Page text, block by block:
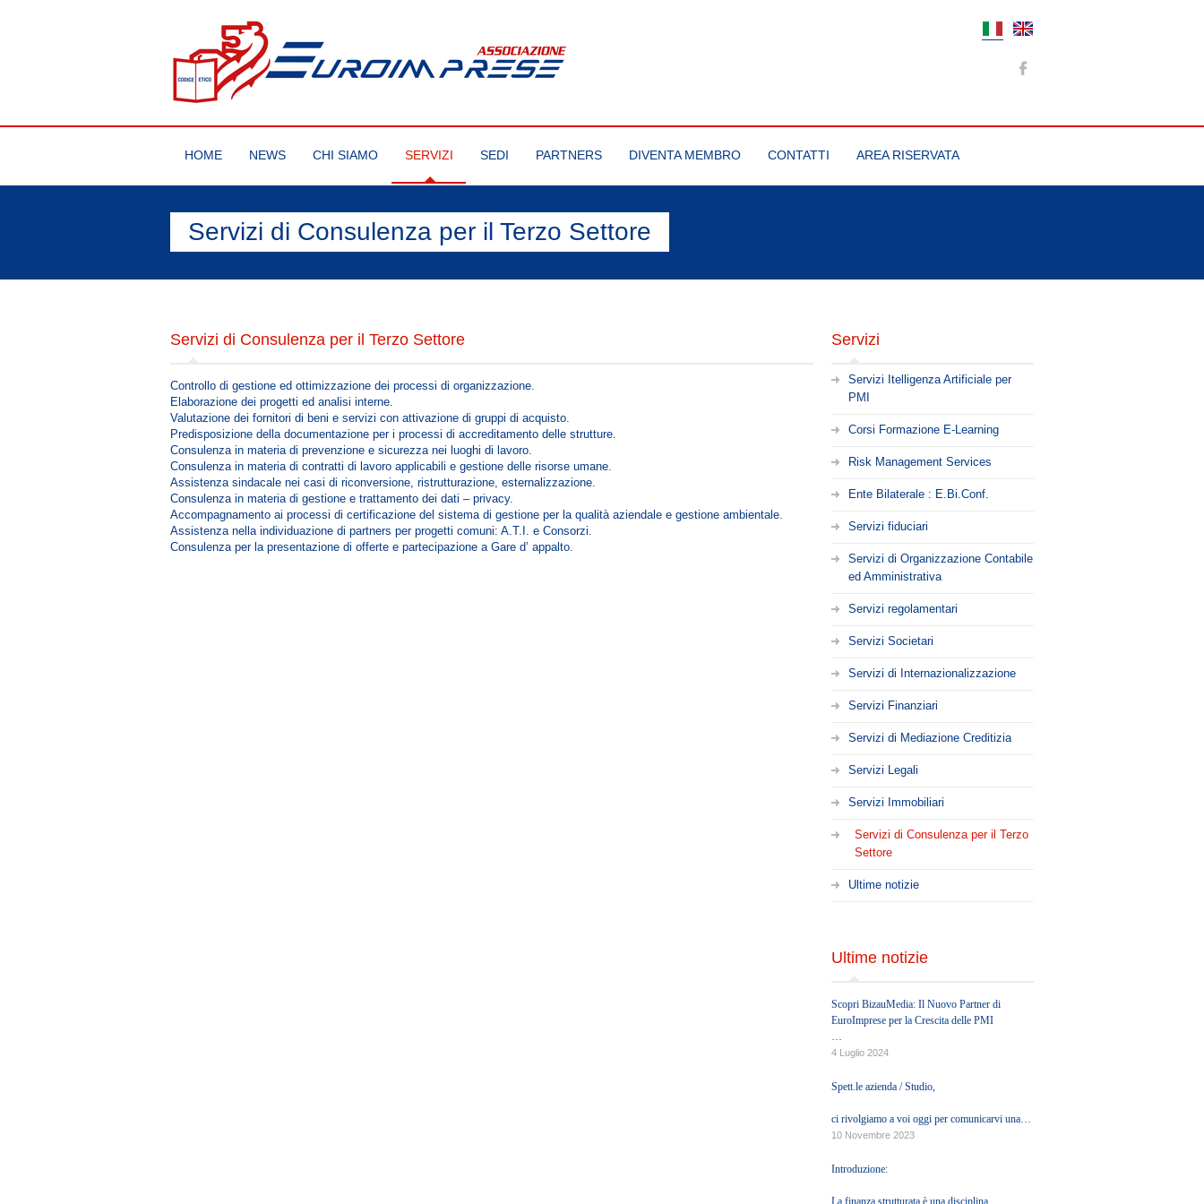
HOME NEWS CHI SIAMO SERVIZI SEDI PARTNERS DIVENTA MEMBRO CONTATTI AREA RISERVATA
Servizi di Consulenza per il Terzo Settore
Servizi di Consulenza per il Terzo Settore
Controllo di gestione ed ottimizzazione dei processi di organizzazione.
Elaborazione dei progetti ed analisi interne.
Valutazione dei fornitori di beni e servizi con attivazione di gruppi di acquisto.
Predisposizione della documentazione per i processi di accreditamento delle strutture.
Consulenza in materia di prevenzione e sicurezza nei luoghi di lavoro.
Consulenza in materia di contratti di lavoro applicabili e gestione delle risorse umane.
Assistenza sindacale nei casi di riconversione, ristrutturazione, esternalizzazione.
Consulenza in materia di gestione e trattamento dei dati – privacy.
Accompagnamento ai processi di certificazione del sistema di gestione per la qualità aziendale e gestione ambientale.
Assistenza nella individuazione di partners per progetti comuni: A.T.I. e Consorzi.
Consulenza per la presentazione di offerte e partecipazione a Gare d’ appalto.
Servizi
Servizi Itelligenza Artificiale per
PMI
Corsi Formazione E-Learning
Risk Management Services
Ente Bilaterale : E.Bi.Conf.
Servizi fiduciari
Servizi di Organizzazione Contabile
ed Amministrativa
Servizi regolamentari
Servizi Societari
Servizi di Internazionalizzazione
Servizi Finanziari
Servizi di Mediazione Creditizia
Servizi Legali
Servizi Immobiliari
Servizi di Consulenza per il Terzo
Settore
Ultime notizie
Ultime notizie
Scopri BizauMedia: Il Nuovo Partner di
EuroImprese per la Crescita delle PMI
EUROIMPRESE è entusiasta di annunciare
BizauMedia, una società di Growth Partners.
4 Luglio 2024
Spett.le azienda / Studio,
ci rivolgiamo a voi oggi per comunicarvi una
importante novità relativa ai crediti d'Imposta
Bonus, Superbonus e c.d. Bonus Minori.
10 Novembre 2023
Introduzione:
La finanza strutturata è una disciplina